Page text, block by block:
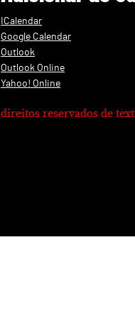
ICalendar
Google Calendar
Outlook
Outlook Online
Yahoo! Online
direitos reservados de